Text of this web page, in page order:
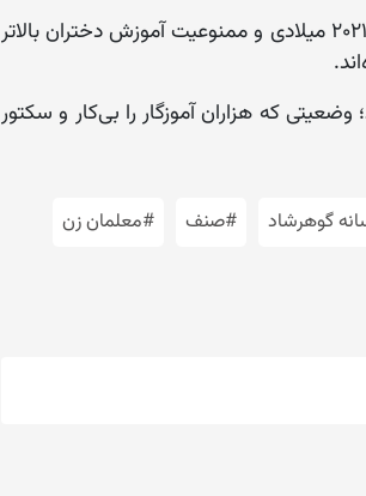
قابل ذکر است که پس از به قدرت رسیدن حکومت سرپرست در ۲۰۲۱ میلادی و ممنوعیت آموزش دختران بالاتر
که هزاران آموزگار را بی‌کار و سکتور
گوهرشاد #صنف #معلمان زن